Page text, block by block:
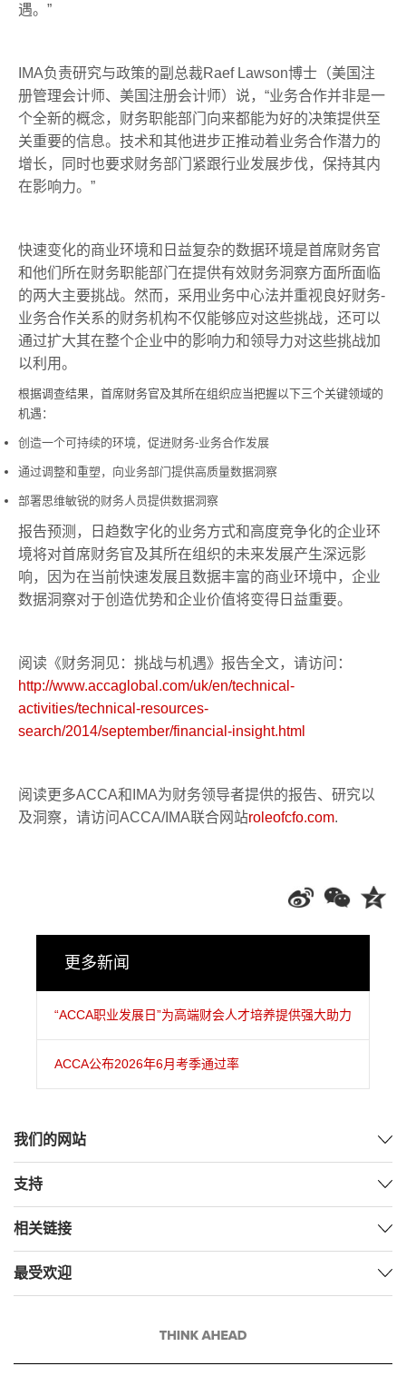
遇。”
IMA负责研究与政策的副总裁Raef Lawson博士（美国注
册管理会计师、美国注册会计师）说，“业务合作并非是一
个全新的概念，财务职能部门向来都能为好的决策提供至
关重要的信息。技术和其他进步正推动着业务合作潜力的
增长，同时也要求财务部门紧跟行业发展步伐，保持其内
在影响力。”
快速变化的商业环境和日益复杂的数据环境是首席财务官
和他们所在财务职能部门在提供有效财务洞察方面所面临
的两大主要挑战。然而，采用业务中心法并重视良好财务-
业务合作关系的财务机构不仅能够应对这些挑战，还可以
通过扩大其在整个企业中的影响力和领导力对这些挑战加
以利用。
根据调查结果，首席财务官及其所在组织应当把握以下三个关键领域的
机遇：
创造一个可持续的环境，促进财务-业务合作发展
通过调整和重塑，向业务部门提供高质量数据洞察
部署思维敏锐的财务人员提供数据洞察
报告预测，日趋数字化的业务方式和高度竞争化的企业环
境将对首席财务官及其所在组织的未来发展产生深远影
响，因为在当前快速发展且数据丰富的商业环境中，企业
数据洞察对于创造优势和企业价值将变得日益重要。
阅读《财务洞见：挑战与机遇》报告全文，请访问：
http://www.accaglobal.com/uk/en/technical-
activities/technical-resources-
search/2014/september/financial-insight.html
阅读更多ACCA和IMA为财务领导者提供的报告、研究以
及洞察，请访问ACCA/IMA联合网站roleofcfo.com.
更多新闻
“ACCA职业发展日”为高端财会人才培养提供强大助力
ACCA公布2026年6月考季通过率
我们的网站
支持
相关链接
最受欢迎